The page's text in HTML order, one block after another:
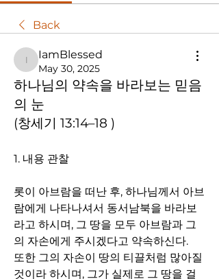
Back
IamBlessed
IamBlessed
May 30, 2025
하나님의 약속을 바라보는 믿음
의 눈
(창세기 13:14–18 )
1. 내용 관찰
롯이 아브람을 떠난 후, 하나님께서 아브
람에게 나타나셔서 동서남북을 바라보
라고 하시며, 그 땅을 모두 아브람과 그
의 자손에게 주시겠다고 약속하신다.
또한 그의 자손이 땅의 티끌처럼 많아질
것이라 하시며, 그가 실제로 그 땅을 걸